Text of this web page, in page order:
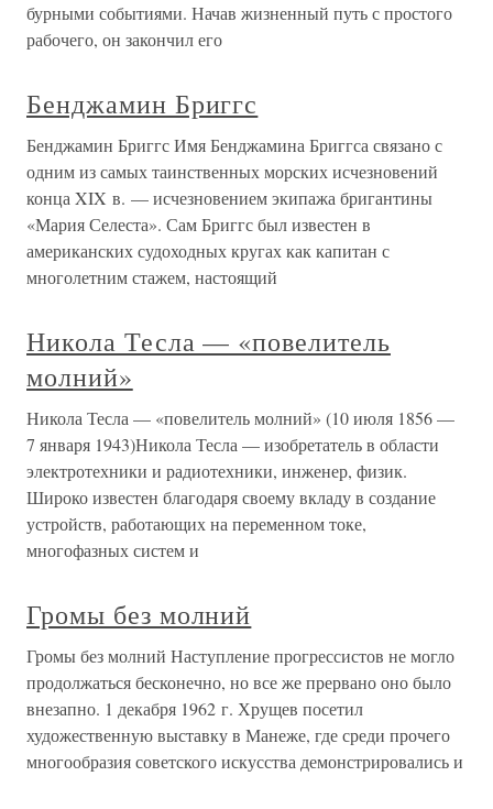
бурными событиями. Начав жизненный путь с простого
рабочего, он закончил его
Бенджамин Бриггс
Бенджамин Бриггс Имя Бенджамина Бриггса связано с
одним из самых таинственных морских исчезновений
конца XIX в. — исчезновением экипажа бригантины
«Мария Селеста». Сам Бриггс был известен в
американских судоходных кругах как капитан с
многолетним стажем, настоящий
Никола Тесла — «повелитель
молний»
Никола Тесла — «повелитель молний» (10 июля 1856 —
7 января 1943)Никола Тесла — изобретатель в области
электротехники и радиотехники, инженер, физик.
Широко известен благодаря своему вкладу в создание
устройств, работающих на переменном токе,
многофазных систем и
Громы без молний
Громы без молний Наступление прогрессистов не могло
продолжаться бесконечно, но все же прервано оно было
внезапно. 1 декабря 1962 г. Хрущев посетил
художественную выставку в Манеже, где среди прочего
многообразия советского искусства демонстрировались и